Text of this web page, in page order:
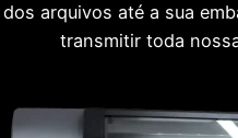
dos arquivos até a sua
transmitir toda